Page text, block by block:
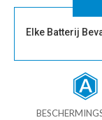
Elke Batterij